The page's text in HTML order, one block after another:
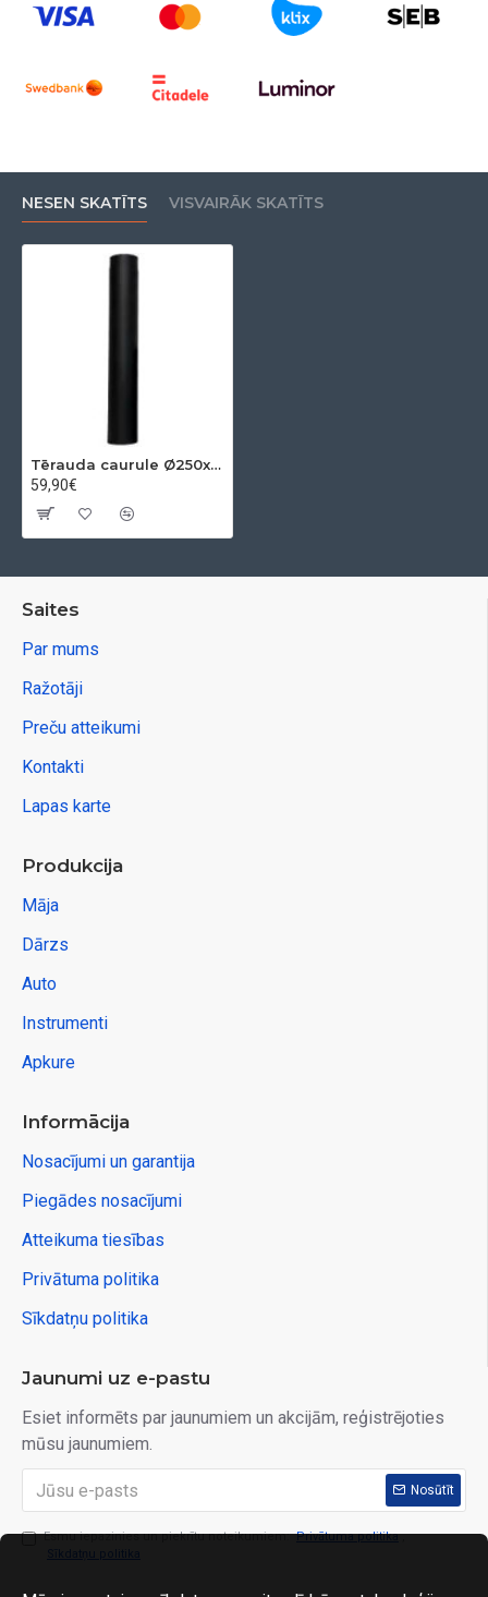
NESEN SKATĪTS VISVAIRĀK SKATĪTS
Tērauda caurule Ø250x2 mm 1m
59,90€
Saites
Par mums
Ražotāji
Preču atteikumi
Kontakti
Lapas karte
Produkcija
Māja
Dārzs
Auto
Instrumenti
Apkure
Informācija
Nosacījumi un garantija
Piegādes nosacījumi
Atteikuma tiesības
Privātuma politika
Sīkdatņu politika
Jaunumi uz e-pastu
Esiet informēts par jaunumiem un akcijām, reģistrējoties
mūsu jaunumiem.
Nosūtīt
Esmu iepazinies un piekrītu noteikumiem: Privātuma politika ,
Sīkdatņu politika